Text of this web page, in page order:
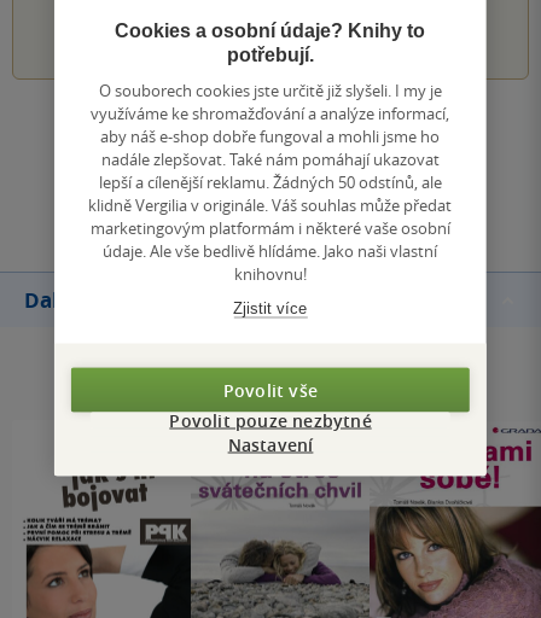
1 2 3 4 5
Zobrazit všechna hodnocení
Přidat hodnocení
Další knihy autora
Cookies a osobní údaje? Knihy to
potřebují.
O souborech cookies jste určitě již slyšeli. I my je
využíváme ke shromažďování a analýze informací,
aby náš e-shop dobře fungoval a mohli jsme ho
nadále zlepšovat. Také nám pomáhají ukazovat
lepší a cílenější reklamu. Žádných 50 odstínů, ale
klidně Vergilia v originále. Váš souhlas může předat
marketingovým platformám i některé vaše osobní
údaje. Ale vše bedlivě hlídáme. Jako naši vlastní
knihovnu!
Zjistit více
Povolit vše
Povolit pouze nezbytné
Nastavení